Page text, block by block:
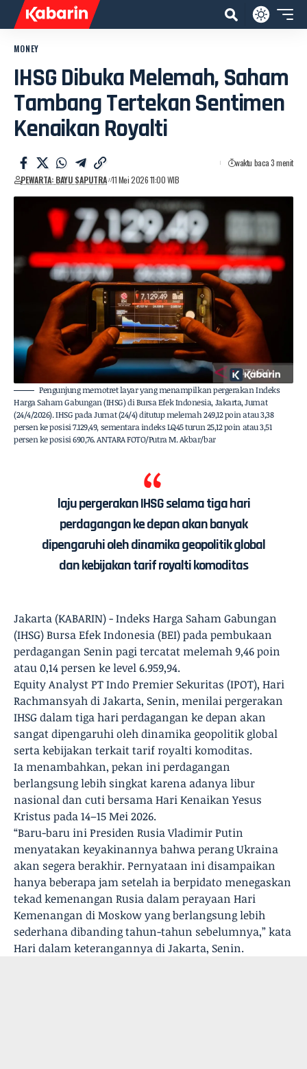
MONEY
IHSG Dibuka Melemah, Saham
Tambang Tertekan Sentimen
Kenaikan Royalti
PEWARTA: BAYU SAPUTRA 11 Mei 2026 11:00 WIB
waktu baca 3 menit
Pengunjung memotret layar yang menampilkan pergerakan Indeks
Harga Saham Gabungan (IHSG) di Bursa Efek Indonesia, Jakarta, Jumat
(24/4/2026). IHSG pada Jumat (24/4) ditutup melemah 249,12 poin atau 3,38
persen ke posisi 7.129,49, sementara indeks LQ45 turun 25,12 poin atau 3,51
persen ke posisi 690,76. ANTARA FOTO/Putra M. Akbar/bar
laju pergerakan IHSG selama tiga hari
perdagangan ke depan akan banyak
dipengaruhi oleh dinamika geopolitik global
dan kebijakan tarif royalti komoditas
Jakarta (KABARIN) - Indeks Harga Saham Gabungan
(IHSG) Bursa Efek Indonesia (BEI) pada pembukaan
perdagangan Senin pagi tercatat melemah 9,46 poin
atau 0,14 persen ke level 6.959,94.
Equity Analyst PT Indo Premier Sekuritas (IPOT), Hari
Rachmansyah di Jakarta, Senin, menilai pergerakan
IHSG dalam tiga hari perdagangan ke depan akan
sangat dipengaruhi oleh dinamika geopolitik global
serta kebijakan terkait tarif royalti komoditas.
Ia menambahkan, pekan ini perdagangan
berlangsung lebih singkat karena adanya libur
nasional dan cuti bersama Hari Kenaikan Yesus
Kristus pada 14–15 Mei 2026.
“Baru-baru ini Presiden Rusia Vladimir Putin
menyatakan keyakinannya bahwa perang Ukraina
akan segera berakhir. Pernyataan ini disampaikan
hanya beberapa jam setelah ia berpidato menegaskan
tekad kemenangan Rusia dalam perayaan Hari
Kemenangan di Moskow yang berlangsung lebih
sederhana dibanding tahun-tahun sebelumnya,” kata
Hari dalam keterangannya di Jakarta, Senin.